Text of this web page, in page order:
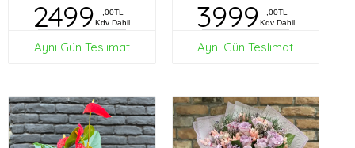
2499
,00TL
Kdv Dahil
Aynı Gün Teslimat
3999
,00TL
Kdv Dahil
Aynı Gün Teslimat